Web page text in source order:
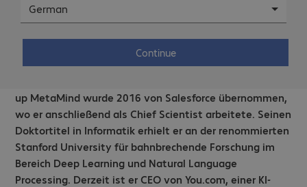
German
Continue
unser Denken.
Richard Socher ist einer der führenden KI-
up MetaMind wurde 2016 von Salesforce übernommen,
wo er anschließend als Chief Scientist arbeitete. Seinen
Doktortitel in Informatik erhielt er an der renommierten
Stanford University für bahnbrechende Forschung im
Bereich Deep Learning und Natural Language
Processing. Derzeit ist er CEO von You.com, einer KI-